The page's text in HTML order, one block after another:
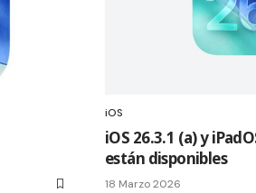
iOS
iOS 26.3.1 (a) y
están disponibles
18 Marzo 2026